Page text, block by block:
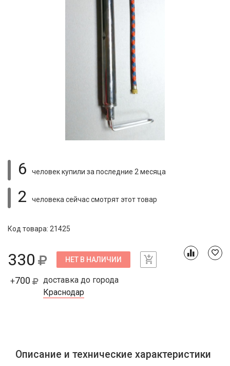
6 человек купили за последние 2 месяца
2 человека сейчас смотрятэтот товар
Код товара: 21425
330 НЕТ В НАЛИЧИИ
+700
доставка до города
Краснодар
Описание и технические характеристики